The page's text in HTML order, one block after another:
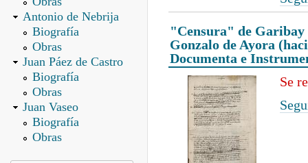
Antonio de Nebrija
Biografía
Obras
Juan Páez de Castro
Biografía
Obras
Juan Vaseo
Biografía
Obras
"Censura" de
Gonzalo de Ayora
Documenta e
Se